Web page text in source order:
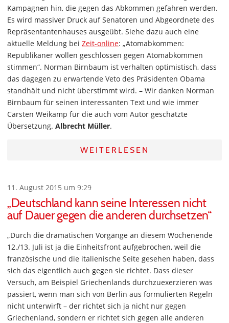
Kampagnen hin, die gegen das Abkommen gefahren werden.
Es wird massiver Druck auf Senatoren und Abgeordnete des
Repräsentantenhauses ausgeübt. Siehe dazu auch eine
aktuelle Meldung bei Zeit-online: „Atomabkommen:
Republikaner wollen geschlossen gegen Atomabkommen
stimmen“. Norman Birnbaum ist verhalten optimistisch, dass
das dagegen zu erwartende Veto des Präsidenten Obama
standhält und nicht überstimmt wird. – Wir danken Norman
Birnbaum für seinen interessanten Text und wie immer
Carsten Weikamp für die auch vom Autor geschätzte
Übersetzung. Albrecht Müller.
WEITERLESEN
11. August 2015 um 9:29
„Deutschland kann seine Interessen nicht
auf Dauer gegen die anderen durchsetzen“
„Durch die dramatischen Vorgänge an diesem Wochenende
12./13. Juli ist ja die Einheitsfront aufgebrochen, weil die
französische und die italienische Seite gesehen haben, dass
sich das eigentlich auch gegen sie richtet. Dass dieser
Versuch, am Beispiel Griechenlands durchzuexerzieren was
passiert, wenn man sich von Berlin aus formulierten Regeln
nicht unterwirft – der richtet sich ja nicht nur gegen
Griechenland, sondern er richtet sich gegen alle anderen